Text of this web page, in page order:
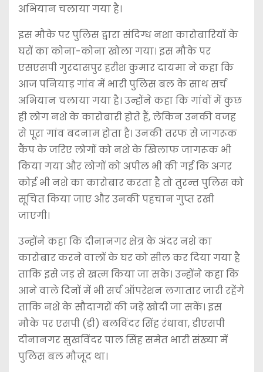
अभियान चलाया गया है।
इस मौके पर पुलिस द्वारा संदिग्ध नशा कारोबारियों के
घरों का कोना-कोना खोला गया। इस मौके पर
एसएसपी गुरदासपुर हरीश कुमार दायमा ने कहा कि
आज पनियाड़ गांव में भारी पुलिस बल के साथ सर्च
अभियान चलाया गया है। उन्होंने कहा कि गांवों में कुछ
ही लोग नशे के कारोबारी होते हैं, लेकिन उनकी वजह
से पूरा गांव बदनाम होता है। उनकी तरफ से जागरूक
कैंप के जरिए लोगों को नशे के खिलाफ जागरूक भी
किया गया और लोगों को अपील भी की गई कि अगर
कोई भी नशे का कारोबार करता है तो तुरन्त पुलिस को
सूचित किया जाए और उनकी पहचान गुप्त रखी
जाएगी।
उन्होंने कहा कि दीनानगर क्षेत्र के अंदर नशे का
कारोबार करने वालों के घर को सील कर दिया गया है
ताकि इसे जड़ से खत्म किया जा सके। उन्होंने कहा कि
आने वाले दिनों में भी सर्च ऑपरेशन लगातार जारी रहेंगे
ताकि नशे के सौदागरों की जड़ें खोदी जा सकें। इस
मौके पर एसपी (डी) बलविंदर सिंह रंधावा, डीएसपी
दीनानगर सुखविंदर पाल सिंह समेत भारी संख्या में
पुलिस बल मौजूद था।